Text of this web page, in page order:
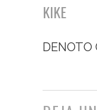
KIKE
DENOTO